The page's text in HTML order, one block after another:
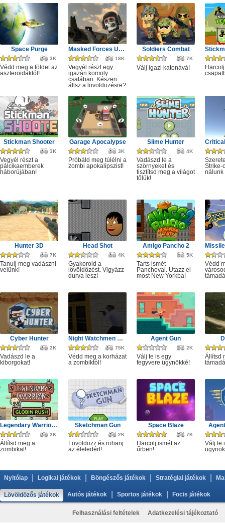
Space Purge
3K
Védd meg a földet az
aszteroidáktól!
Masked Forces Unlimited
18K
Vegyél részt egy
igazán komoly
csatában. Készen
állsz a lövöldözésre?
Soldiers Combat
7K
Válj igazi katonává!
Stickman Shooter
3K
Vegyél részt a
pálcikaemberek
háborújában!
Garage Apocalypse
3K
Próbáld meg túlélni a
zombi apokalipszist!
Slime Hunter
4K
Vadászd le a
szörnyeket és
tisztítsd meg a világot
tőlük!
Strike-
nálunk
Hunter 3D
7K
Tanulj meg vadászni
velünk!
Head Shot
4K
Gyakorold a
lövöldözést. Vigyázz
durva lesz!
Amigo Pancho 2
5K
Tarts ismét
Panchoval. Utazz el
most New Yorkba!
Védd
Cyber Hunter
2K
Vadászd le a
kiborgokat!
Night Watchmen Stories Zombie Hospital
75K
Védd meg a korházat
a zombiktól!
Agent Gun
2K
Válj te is egy
fegyvere ügynökké!
Állítsd
Legendary Warrior GR
2K
Állítsd meg a
zombikat!
Sketchman Gun
2K
Lövöldözz és rohanj
az életedért!
Space Blaze
7K
Harcolj ismét az
űrben!
Válj te
Nyitólap Logikai játékok Böngészős játékok Stratégiai játékok
Lövöldözős játékok Autós játékok Sportos játékok Focis játékok
Felhasználási feltételek Adatkezelési tájékoztató